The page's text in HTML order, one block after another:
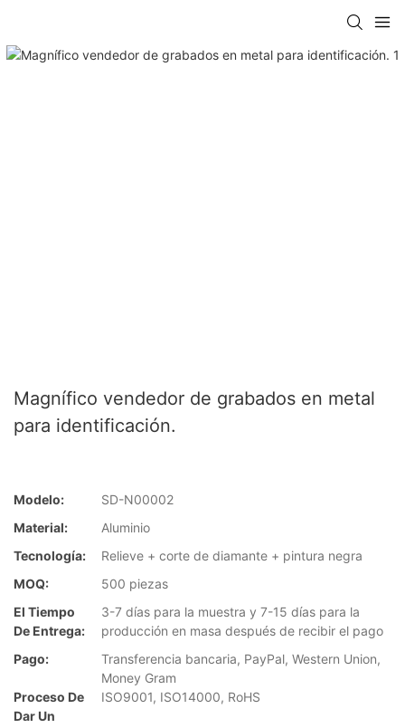
Magnífico vendedor de grabados en metal
para identificación.
Modelo:
SD-N00002
Material:
Aluminio
Tecnología:
Relieve + corte de diamante + pintura negra
MOQ:
500 piezas
El Tiempo
De Entrega:
3-7 días para la muestra y 7-15 días para la
producción en masa después de recibir el pago
Pago:
Transferencia bancaria, PayPal, Western Union,
Money Gram
Proceso De
Dar Un
ISO9001, ISO14000, RoHS